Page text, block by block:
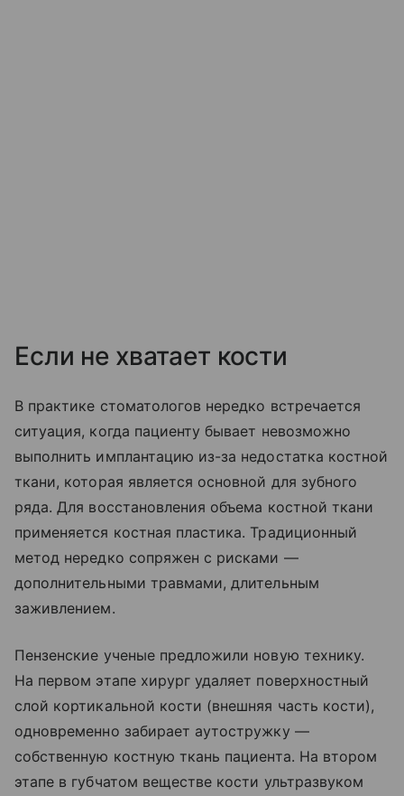
Если не хватает кости
В практике стоматологов нередко встречается
ситуация, когда пациенту бывает невозможно
выполнить имплантацию из-за недостатка костной
ткани, которая является основной для зубного
ряда. Для восстановления объема костной ткани
применяется костная пластика. Традиционный
метод нередко сопряжен с рисками —
дополнительными травмами, длительным
заживлением.
Пензенские ученые предложили новую технику.
На первом этапе хирург удаляет поверхностный
слой кортикальной кости (внешняя часть кости),
одновременно забирает аутостружку —
собственную костную ткань пациента. На втором
этапе в губчатом веществе кости ультразвуком